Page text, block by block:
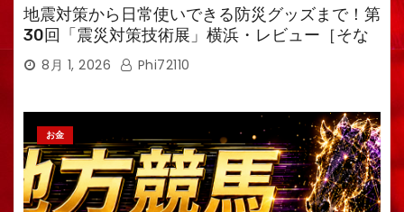
地震対策から日常使いできる防災グッズまで！第
30回「震災対策技術展」横浜・レビュー［そな
えるTV・高荷智也］
8月 1, 2026 Phi72110
お金